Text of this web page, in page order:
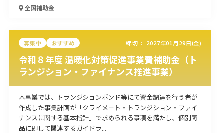
起業・創業
全国補助金
募集中 おすすめ 締切 ： 2027年01月29日(金)
令和８年度 温暖化対策促進事業費補助金（ト
ランジション・ファイナンス推進事業）
本事業では、トランジションボンド等にて資金調達を行う者が
作成した事業計画が「クライメート・トランジション・ファイ
ナンスに関する基本指針」で求められる事項を満たし、個別商
品に即して関連するガイドラ...